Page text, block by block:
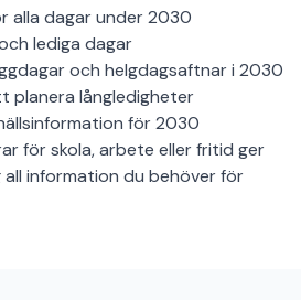
alla dagar under 2030
lediga dagar
och helgdagsaftnar i 2030
planera långledigheter
för 2030
för skola, arbete eller fritid ger
information du behöver för